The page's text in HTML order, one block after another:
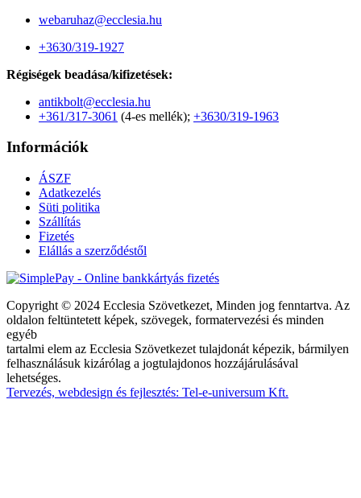
webaruhaz@ecclesia.hu
+3630/319-1927
Régiségek beadása/kifizetések:
antikbolt@ecclesia.hu
+361/317-3061 (4-es mellék); +3630/319-1963
Információk
ÁSZF
Adatkezelés
Süti politika
Szállítás
Fizetés
Elállás a szerződéstől
Copyright © 2024 Ecclesia Szövetkezet, Minden jog fenntartva. Az
oldalon feltüntetett képek, szövegek, formatervezési és minden
egyéb
tartalmi elem az Ecclesia Szövetkezet tulajdonát képezik, bármilyen
felhasználásuk kizárólag a jogtulajdonos hozzájárulásával
lehetséges.
Tervezés, webdesign és fejlesztés: Tel-e-universum Kft.